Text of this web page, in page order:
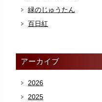
緑のじゅうたん
百日紅
アーカイブ
2026
2025